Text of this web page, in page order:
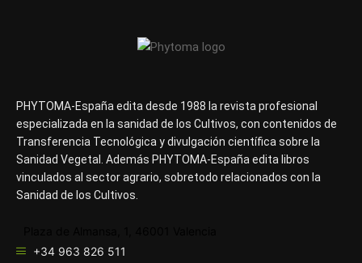
PHYTOMA-España edita desde 1988 la revista profesional
especializada en la sanidad de los Cultivos, con contenidos de
Transferencia Tecnológica y divulgación científica sobre la
Sanidad Vegetal. Además PHYTOMA-España edita libros
vinculados al sector agrario, sobretodo relacionados con la
Sanidad de los Cultivos.
+34 963 826 511